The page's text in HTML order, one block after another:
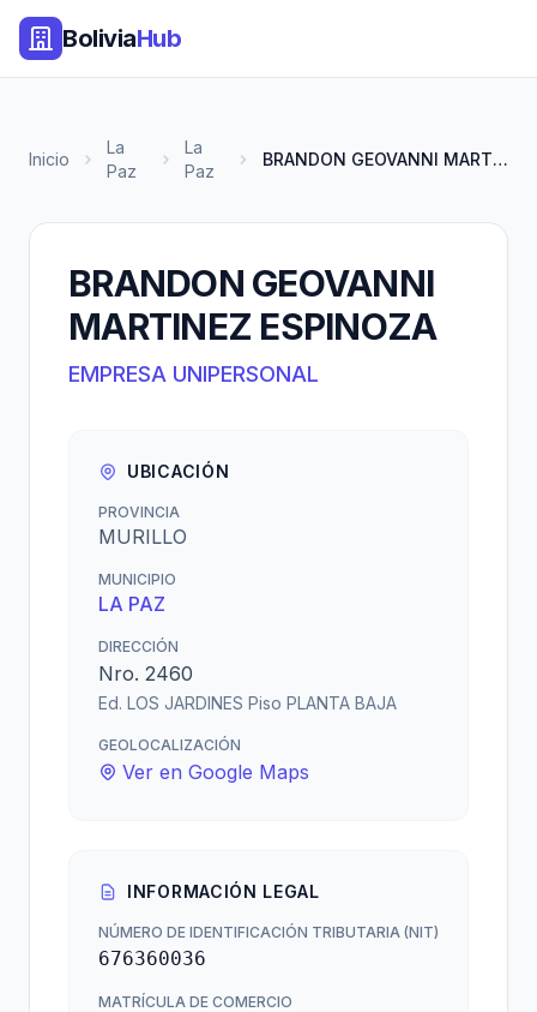
BoliviaHub
Inicio
La
Paz
La
Paz
BRANDON GEOVANNI MARTINEZ ESPI...
BRANDON GEOVANNI
MARTINEZ ESPINOZA
EMPRESA UNIPERSONAL
UBICACIÓN
PROVINCIA
MURILLO
MUNICIPIO
LA PAZ
DIRECCIÓN
Nro. 2460
Ed. LOS JARDINES Piso PLANTA BAJA
GEOLOCALIZACIÓN
Ver en Google Maps
INFORMACIÓN LEGAL
NÚMERO DE IDENTIFICACIÓN TRIBUTARIA (NIT)
676360036
MATRÍCULA DE COMERCIO